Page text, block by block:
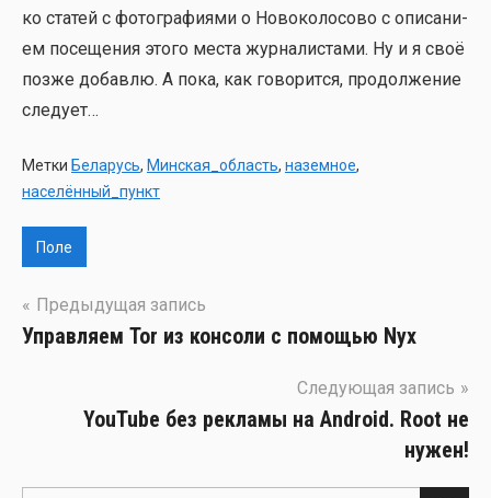
ко ста­тей с фото­гра­фи­я­ми о Ново­ко­ло­со­во с опи­са­ни­
ем посе­ще­ния это­го места жур­на­ли­ста­ми. Ну и я своё
поз­же добав­лю. А пока, как гово­рит­ся, про­дол­же­ние
сле­ду­ет…
Метки Беларусь, Минская_область, наземное,
населённый_пункт
Поле
Навигация
по
Предыдущая запись
Управляем Tor из консоли с помощью Nyx
Следующая запись
YouTube без рекламы на Android. Root не
нужен!